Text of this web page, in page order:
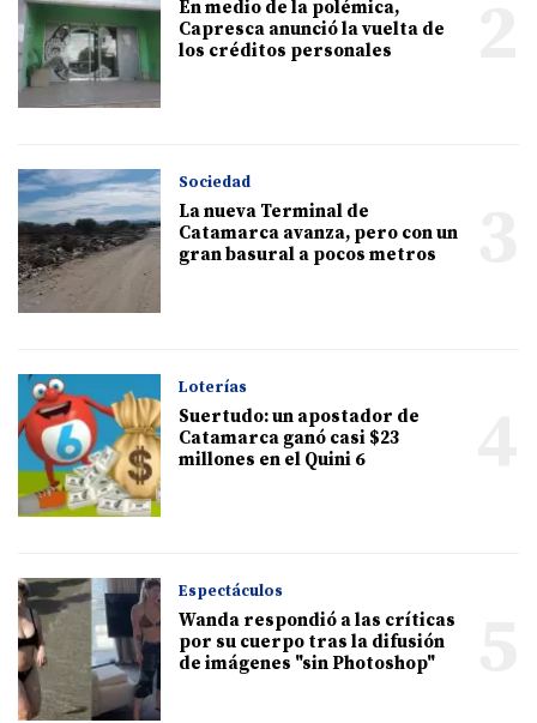
En medio de la polémica,
Capresca anunció la vuelta de
los créditos personales
Sociedad
La nueva Terminal de
Catamarca avanza, pero con un
gran basural a pocos metros
Loterías
Suertudo: un apostador de
Catamarca ganó casi $23
millones en el Quini 6
Espectáculos
Wanda respondió a las críticas
por su cuerpo tras la difusión
de imágenes "sin Photoshop"